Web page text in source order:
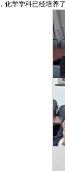
化学学科已经培养